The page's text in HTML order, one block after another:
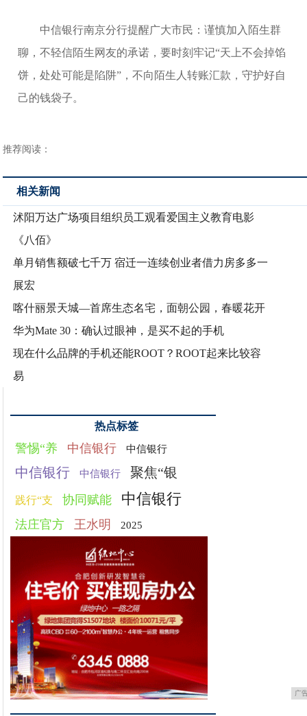
中信银行南京分行提醒广大市民：谨慎加入陌生群
聊，不轻信陌生网友的承诺，要时刻牢记“天上不会掉馅
饼，处处可能是陷阱”，不向陌生人转账汇款，守护好自
己的钱袋子。
推荐阅读：
相关新闻
沭阳万达广场项目组织员工观看爱国主义教育电影
《八佰》
单月销售额破七千万 宿迁一连续创业者借力房多多一
展宏
喀什丽景天城—首席生态名宅，面朝公园，春暖花开
华为Mate 30：确认过眼神，是买不起的手机
现在什么品牌的手机还能ROOT？ROOT起来比较容
易
热点标签
警惕“养 中信银行 中信银行
中信银行 中信银行 聚焦“银
践行“支 协同赋能 中信银行
法庄官方 王水明 2025
广